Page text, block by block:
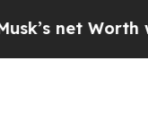
was Valued